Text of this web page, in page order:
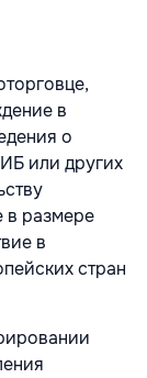
в
о
или других
в размере
в
стран